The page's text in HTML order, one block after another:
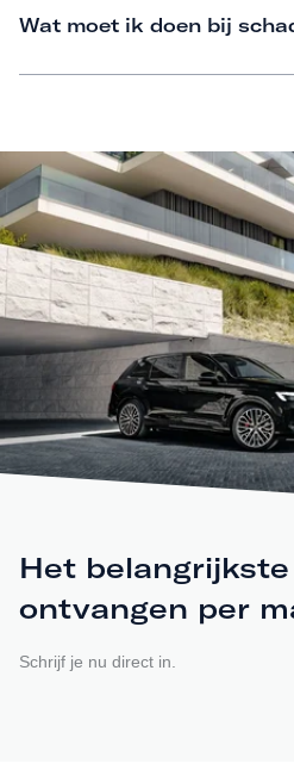
Wat moet ik doen bij
Het
ontvangen per
Schrijf je nu direct in.